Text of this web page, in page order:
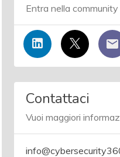
Entra nella community
Contattaci
Vuoi maggiori